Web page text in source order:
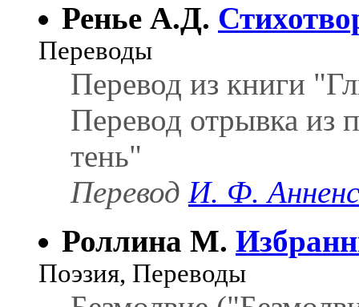
Ренье А.Д.
Переводы
Перевод из книги
Перевод отрывка из
тень"
Перевод И. Ф.
Роллина М.
Поэзия, Переводы